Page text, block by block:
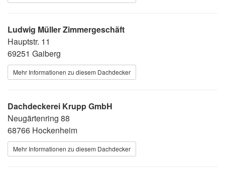
Ludwig Müller Zimmergeschäft
Hauptstr. 11
69251 Gaiberg
Mehr Informationen zu diesem Dachdecker
Dachdeckerei Krupp GmbH
Neugärtenring 88
68766 Hockenheim
Mehr Informationen zu diesem Dachdecker